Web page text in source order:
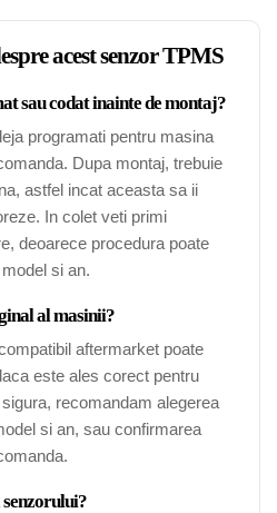
acest senzor TPMS
sau codat inainte de montaj?
programati pentru masina
Dupa montaj, trebuie
astfel incat aceasta sa ii
In colet veti primi
deoarece procedura poate
si an.
al masinii?
aftermarket poate
este ales corect pentru
recomandam alegerea
si an, sau confirmarea